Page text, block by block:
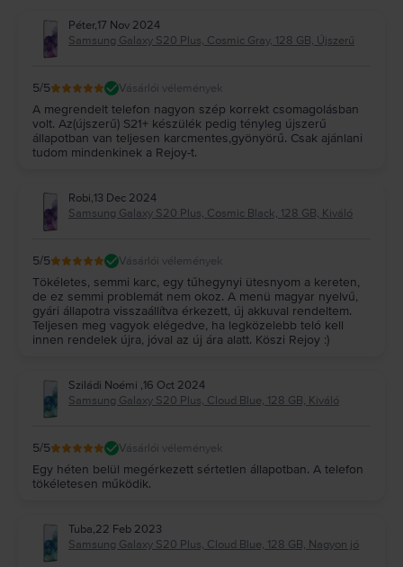
Péter,17 Nov 2024
Samsung Galaxy S20 Plus, Cosmic Gray, 128 GB, Újszerű
5/5 Vásárlói vélemények
A megrendelt telefon nagyon szép korrekt csomagolásban
volt. Az(újszerű) S21+ készülék pedig tényleg újszerű
állapotban van teljesen karcmentes,gyönyörű. Csak ajánlani
tudom mindenkinek a Rejoy-t.
Robi,13 Dec 2024
Samsung Galaxy S20 Plus, Cosmic Black, 128 GB, Kiváló
5/5 Vásárlói vélemények
Tökéletes, semmi karc, egy tűhegynyi ütesnyom a kereten,
de ez semmi problemát nem okoz. A menü magyar nyelvű,
gyári állapotra visszaállítva érkezett, új akkuval rendeltem.
Teljesen meg vagyok elégedve, ha legközelebb teló kell
innen rendelek újra, jóval az új ára alatt. Köszi Rejoy :)
Sziládi Noémi ,16 Oct 2024
Samsung Galaxy S20 Plus, Cloud Blue, 128 GB, Kiváló
5/5 Vásárlói vélemények
Egy héten belül megérkezett sértetlen állapotban. A telefon
tökéletesen működik.
Tuba,22 Feb 2023
Samsung Galaxy S20 Plus, Cloud Blue, 128 GB, Nagyon jó